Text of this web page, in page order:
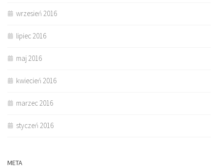
wrzesień 2016
lipiec 2016
maj 2016
kwiecień 2016
marzec 2016
styczeń 2016
META